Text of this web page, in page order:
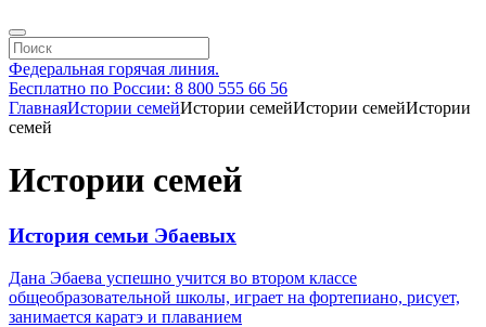
Федеральная горячая линия.
Бесплатно по России: 8 800 555 66 56
ГлавнаяИстории семейИстории семейИстории семейИстории
семей
Истории семей
История семьи Эбаевых
Дана Эбаева успешно учится во втором классе
общеобразовательной школы, играет на фортепиано, рисует,
занимается каратэ и плаванием